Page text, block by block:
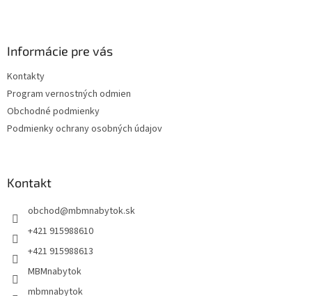
Informácie pre vás
Kontakty
Program vernostných odmien
Obchodné podmienky
Podmienky ochrany osobných údajov
Kontakt
obchod@mbmnabytok.sk
+421 915988610
+421 915988613
MBMnabytok
mbmnabytok